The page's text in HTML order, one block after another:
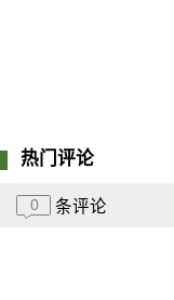
热门评论
0 条评论